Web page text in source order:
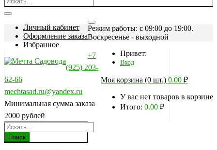
Личный кабинет
Оформление заказа
Избранное
Режим работы: c 09:00 до 19:00.
Воскресенье - выходной
Привет:
Вход
Моя корзина (0 шт.) 0.00 ₽
У вас нет товаров в корзине
Итого: 0.00 ₽
+7
(925) 203-
62-66
mechtasad.ru@yandex.ru
Минимальная сумма заказа
2000 рублей
Поиск